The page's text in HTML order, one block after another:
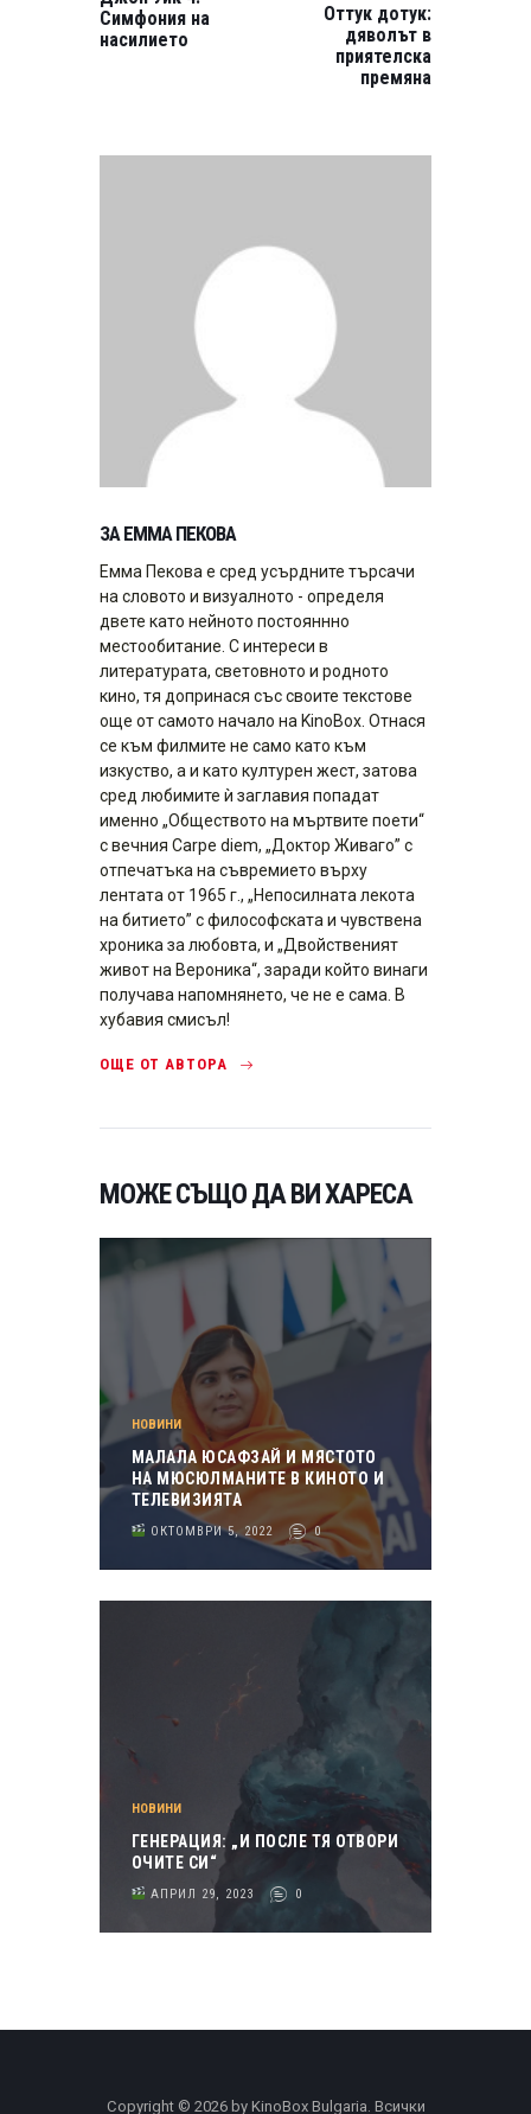
Симфония на
насилието
Оттук дотук:
дяволът в
приятелска
премяна
ЗА ЕММА ПЕКОВА
Емма Пекова е сред усърдните търсачи
на словото и визуалното - определя
двете като нейното постояннно
местообитание. С интереси в
литературата, световното и родното
кино, тя допринася със своите текстове
oще от самото начало на KinoBox. Отнася
се към филмите не само като към
изкуство, а и като културен жест, затова
сред любимите ѝ заглавия попадат
именно „Обществото на мъртвите поети“
с вечния Carpe diem, „Доктор Живаго” с
отпечатъка на съвремието върху
лентата от 1965 г., „Непосилната лекота
на битието” с философската и чувствена
хроника за любовта, и „Двойственият
живот на Вероника“, заради който винаги
получава напомнянето, че не е сама. В
хубавия смисъл!
ОЩЕ ОТ АВТОРА
МОЖЕ СЪЩО ДА ВИ ХАРЕСА
НОВИНИ
МАЛАЛА ЮСАФЗАЙ И МЯСТОТО
НА МЮСЮЛМАНИТЕ В КИНОТО И
ТЕЛЕВИЗИЯТА
ОКТОМВРИ 5, 2022 0
НОВИНИ
ГЕНЕРАЦИЯ: „И ПОСЛЕ ТЯ ОТВОРИ
ОЧИТЕ СИ“
АПРИЛ 29, 2023 0
Copyright © 2026 by KinoBox Bulgaria. Всички